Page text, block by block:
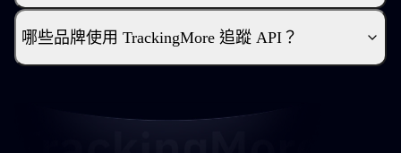
哪些品牌使用 TrackingMore 追蹤 API？